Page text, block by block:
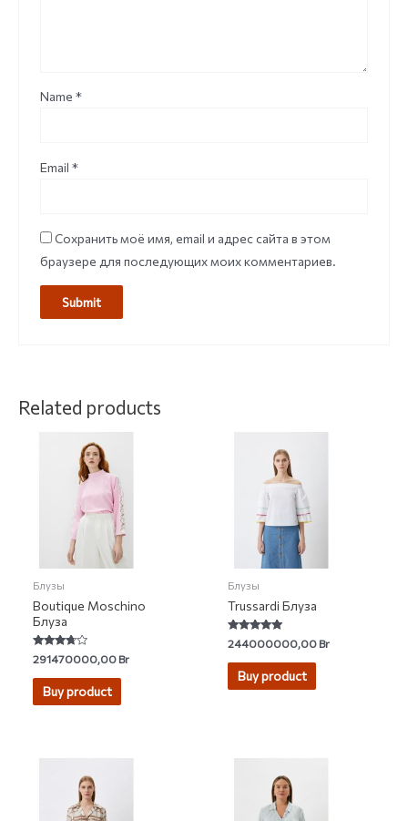
Name *
Email *
Сохранить моё имя, email и адрес сайта в этом
браузере для последующих моих комментариев.
Related products
Блузы
Boutique Moschino
Блуза
Rated
3.50
out of 5
291470000,00Br
Buy product
Блузы
Trussardi Блуза
Rated
5.00
out of 5
244000000,00Br
Buy product